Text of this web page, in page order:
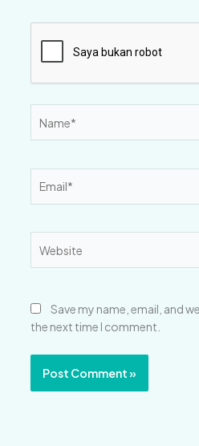
Save my name, email, and
the next time I comment.